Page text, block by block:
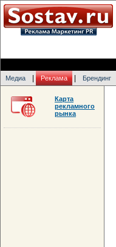
Медиа Реклама Брендинг
Карта
рекламного
рынка